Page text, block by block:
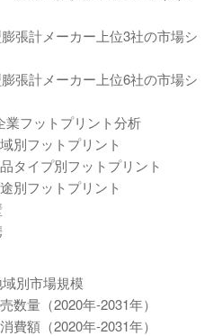
張計メーカー上位3社の市場シ
張計メーカー上位6社の市場シ
業フットプリント分析
別フットプリント
タイプ別フットプリント
別フットプリント
別市場規模
数量（2020年-2031年）
費額（2020年-2031年）